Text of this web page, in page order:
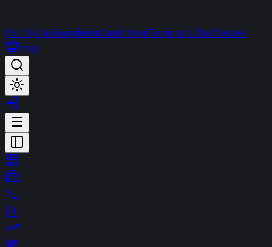
PortföyümFavorilerimCanlı YayınTerminalt-ChatDestek
PRO